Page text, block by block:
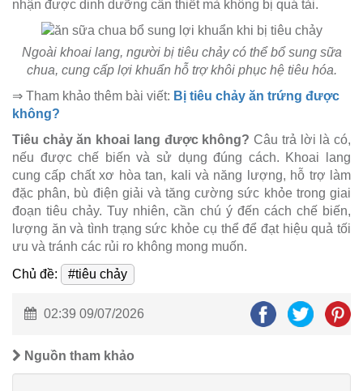
nhận được dinh dưỡng cần thiết mà không bị quá tải.
Ngoài khoai lang, người bị tiêu chảy có thể bổ sung sữa
chua, cung cấp lợi khuẩn hỗ trợ khôi phục hệ tiêu hóa.
⇒ Tham khảo thêm bài viết: Bị tiêu chảy ăn trứng được
không?
Tiêu chảy ăn khoai lang được không? Câu trả lời là có,
nếu được chế biến và sử dụng đúng cách. Khoai lang
cung cấp chất xơ hòa tan, kali và năng lượng, hỗ trợ làm
đặc phân, bù điện giải và tăng cường sức khỏe trong giai
đoạn tiêu chảy. Tuy nhiên, cần chú ý đến cách chế biến,
lượng ăn và tình trạng sức khỏe cụ thể để đạt hiệu quả tối
ưu và tránh các rủi ro không mong muốn.
Chủ đề:
#tiêu chảy
02:39 09/07/2026
Nguồn tham khảo